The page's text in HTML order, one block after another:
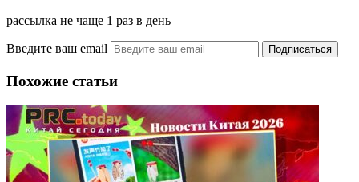
рассылка не чаще 1 раз в день
Введите ваш email
Похожие статьи